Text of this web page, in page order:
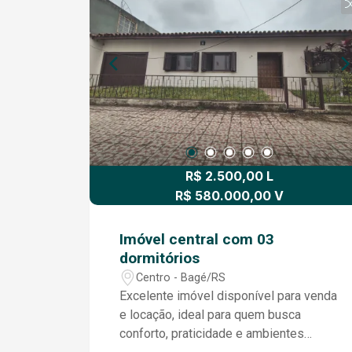
Uma excelente oportunidade para quem
deseja morar no centro, com fácil
acesso ao comércio, serviços e tudo o
que você precisa. Agende sua visita e
venha conhecer seu
R$ 2.500,00 L
R$ 580.000,00 V
Imóvel central com 03
dormitórios
Centro - Bagé/RS
Excelente imóvel disponível para venda
e locação, ideal para quem busca
conforto, praticidade e ambientes